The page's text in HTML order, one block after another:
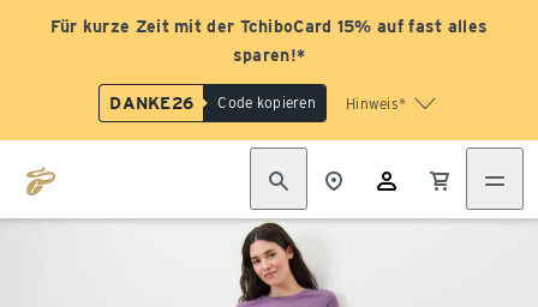
Für kurze Zeit mit der TchiboCard 15% auf fast alles
sparen!*
DANKE26 Code kopieren Hinweis*